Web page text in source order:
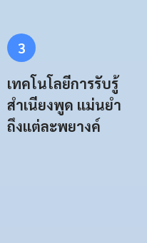
3
เทคโนโลยีการรับรู้
สำเนียงพูด แม่นยำ
ถึงแต่ละพยางค์